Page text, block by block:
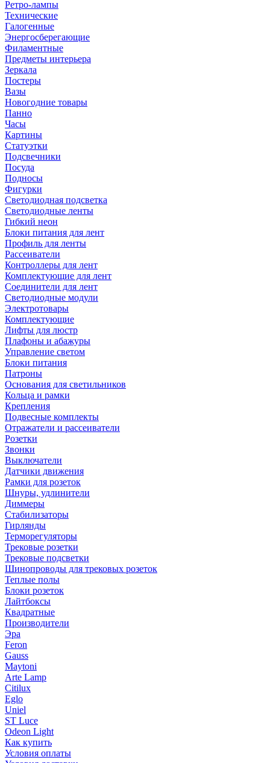
Ретро-лампы
Технические
Галогенные
Энергосберегающие
Филаментные
Предметы интерьера
Зеркала
Постеры
Вазы
Новогодние товары
Панно
Часы
Картины
Статуэтки
Подсвечники
Посуда
Подносы
Фигурки
Светодиодная подсветка
Светодиодные ленты
Гибкий неон
Блоки питания для лент
Профиль для ленты
Рассеиватели
Контроллеры для лент
Комплектующие для лент
Соединители для лент
Светодиодные модули
Электротовары
Комплектующие
Лифты для люстр
Плафоны и абажуры
Управление светом
Блоки питания
Патроны
Основания для светильников
Кольца и рамки
Крепления
Подвесные комплекты
Отражатели и рассеиватели
Розетки
Звонки
Выключатели
Датчики движения
Рамки для розеток
Шнуры, удлинители
Диммеры
Стабилизаторы
Гирлянды
Терморегуляторы
Трековые розетки
Трековые подсветки
Шинопроводы для трековых розеток
Теплые полы
Блоки розеток
Лайтбоксы
Квадратные
Производители
Эра
Feron
Gauss
Maytoni
Arte Lamp
Citilux
Eglo
Uniel
ST Luce
Odeon Light
Как купить
Условия оплаты